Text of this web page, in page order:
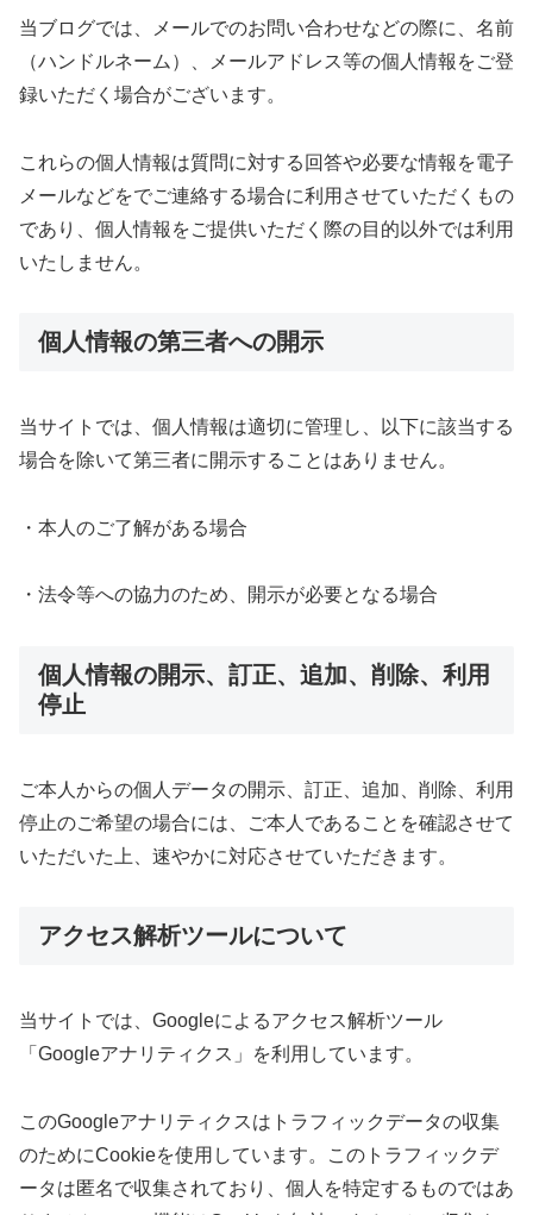
当ブログでは、メールでのお問い合わせなどの際に、名前
（ハンドルネーム）、メールアドレス等の個人情報をご登
録いただく場合がございます。
これらの個人情報は質問に対する回答や必要な情報を電子
メールなどをでご連絡する場合に利用させていただくもの
であり、個人情報をご提供いただく際の目的以外では利用
いたしません。
個人情報の第三者への開示
当サイトでは、個人情報は適切に管理し、以下に該当する
場合を除いて第三者に開示することはありません。
・本人のご了解がある場合
・法令等への協力のため、開示が必要となる場合
個人情報の開示、訂正、追加、削除、利用
停止
ご本人からの個人データの開示、訂正、追加、削除、利用
停止のご希望の場合には、ご本人であることを確認させて
いただいた上、速やかに対応させていただきます。
アクセス解析ツールについて
当サイトでは、Googleによるアクセス解析ツール
「Googleアナリティクス」を利用しています。
このGoogleアナリティクスはトラフィックデータの収集
のためにCookieを使用しています。このトラフィックデ
ータは匿名で収集されており、個人を特定するものではあ